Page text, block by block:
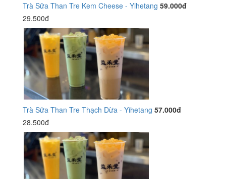
Trà Sữa Than Tre Kem Cheese - Yihetang 59.000đ
29.500đ
Trà Sữa Than Tre Thạch Dừa - Yihetang 57.000đ
28.500đ